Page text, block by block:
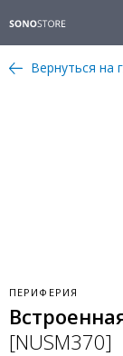
Вернуться на
ПЕРИФЕРИЯ
[NUSM370]